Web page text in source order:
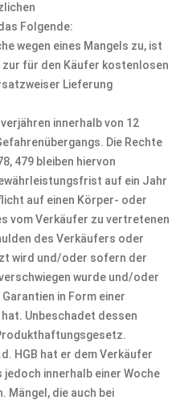
Folgende:
wegen eines Mangels zu, ist
zur für den Käufer kostenlosen
Lieferung
innerhalb von 12
Die Rechte
479 bleiben hiervon
auf ein Jahr
auf einen Körper- oder
vom Verkäufer zu vertretenen
des Verkäufers oder
wird und/oder sofern der
wurde und/oder
in Form einer
Unbeschadet dessen
HGB hat er dem Verkäufer
innerhalb einer Woche
Mängel, die auch bei